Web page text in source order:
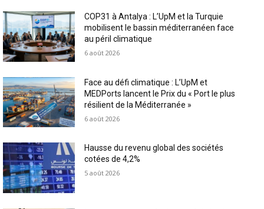
COP31 à Antalya : L’UpM et la Turquie
mobilisent le bassin méditerranéen face
au péril climatique
6 août 2026
Face au défi climatique : L’UpM et
MEDPorts lancent le Prix du « Port le plus
résilient de la Méditerranée »
6 août 2026
Hausse du revenu global des sociétés
cotées de 4,2%
5 août 2026